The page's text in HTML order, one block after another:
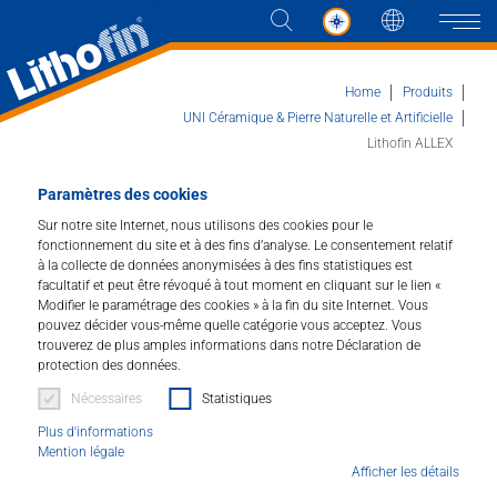
Paramètres des cookies
Sur notre site Internet, nous utilisons des cookies pour le
fonctionnement du site et à des fins d’analyse. Le consentement relatif
à la collecte de données anonymisées à des fins statistiques est
facultatif et peut être révoqué à tout moment en cliquant sur le lien «
Modifier le paramétrage des cookies » à la fin du site Internet. Vous
pouvez décider vous-même quelle catégorie vous acceptez. Vous
trouverez de plus amples informations dans notre Déclaration de
protection des données.
Nécessaires Statistiques
Plus d'informations
Mention légale
Afficher les détails
Langue
Les solutions
Actualités et plus
Entreprise
Contacter
Home
Produits
UNI Céramique & Pierre Naturelle et Artificielle
Lithofin ALLEX
Lithofin ALLEX
Nettoyant spécial pour surfaces extérieures.
Art.Nr. : 032
Elimine les salissures courantes, les mousses et les
lichens. Les terrasses, allées, escaliers, murs, en terre
cuite, crépi, pierre, béton ou bois redeviennent clairs et
propres. Lithofin ALLEX* est parfaitement adapté à une
utilisation sur des endroits difficiles d'accès comme les